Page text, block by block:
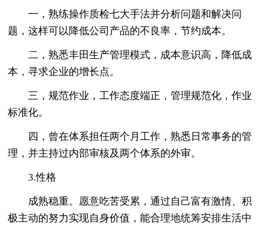
一，熟练操作质检七大手法并分析问题和解决问
题，这样可以降低公司产品的不良率，节约成本。
二，熟悉丰田生产管理模式，成本意识高，降低成
本，寻求企业的增长点。
三，规范作业，工作态度端正，管理规范化，作业
标准化。
四，曾在体系担任两个月工作，熟悉日常事务的管
理，并主持过内部审核及两个体系的外审。
3.性格
成熟稳重。愿意吃苦受累，通过自己富有激情、积
极主动的努力实现自身价值，能合理地统筹安排生活中